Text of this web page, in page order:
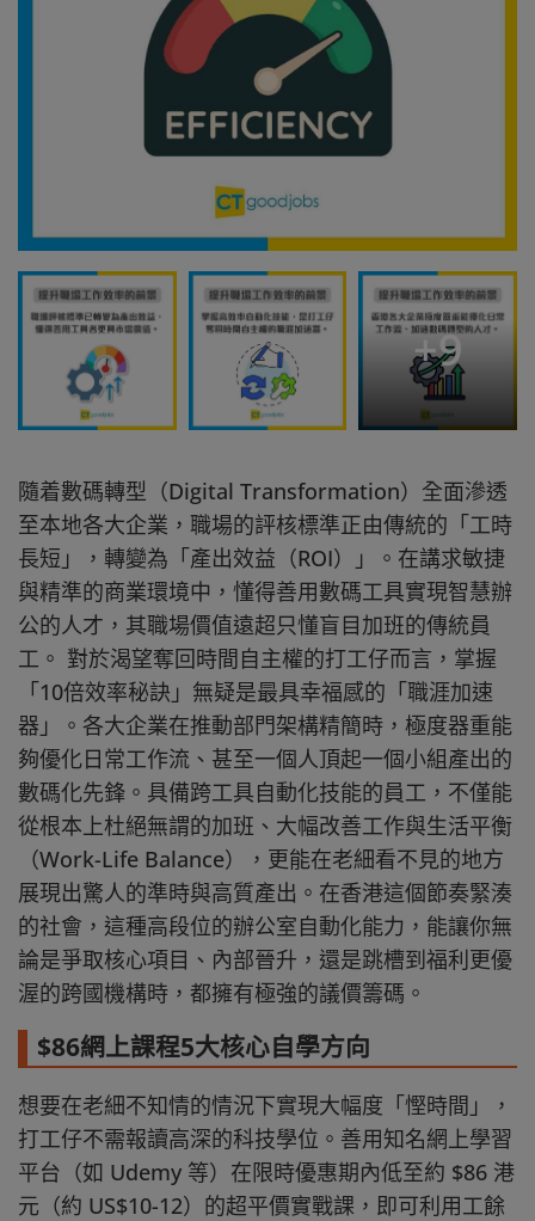
+9
隨着數碼轉型（Digital Transformation）全面滲透
至本地各大企業，職場的評核標準正由傳統的「工時
長短」，轉變為「產出效益（ROI）」。在講求敏捷
與精準的商業環境中，懂得善用數碼工具實現智慧辦
公的人才，其職場價值遠超只懂盲目加班的傳統員
工。 對於渴望奪回時間自主權的打工仔而言，掌握
「10倍效率秘訣」無疑是最具幸福感的「職涯加速
器」。各大企業在推動部門架構精簡時，極度器重能
夠優化日常工作流、甚至一個人頂起一個小組產出的
數碼化先鋒。具備跨工具自動化技能的員工，不僅能
從根本上杜絕無謂的加班、大幅改善工作與生活平衡
（Work-Life Balance），更能在老細看不見的地方
展現出驚人的準時與高質產出。在香港這個節奏緊湊
的社會，這種高段位的辦公室自動化能力，能讓你無
論是爭取核心項目、內部晉升，還是跳槽到福利更優
渥的跨國機構時，都擁有極強的議價籌碼。
$86網上課程5大核心自學方向
想要在老細不知情的情況下實現大幅度「慳時間」，
打工仔不需報讀高深的科技學位。善用知名網上學習
平台（如 Udemy 等）在限時優惠期內低至約 $86 港
元（約 US$10-12）的超平價實戰課，即可利用工餘